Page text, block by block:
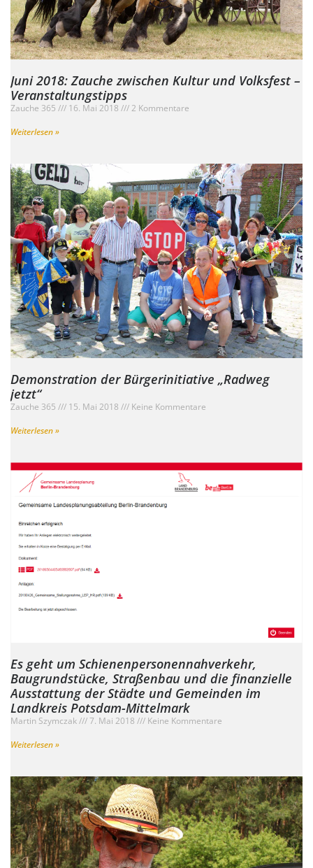
Juni 2018: Zauche zwischen Kultur und Volksfest –
Veranstaltungstipps
Zauche 365 16. Mai 2018
2 Kommentare
Weiterlesen »
Demonstration der Bürgerinitiative „Radweg
jetzt“
Zauche 365 15. Mai 2018
Keine Kommentare
Weiterlesen »
Es geht um Schienenpersonennahverkehr,
Baugrundstücke, Straßenbau und die finanzielle
Ausstattung der Städte und Gemeinden im
Landkreis Potsdam-Mittelmark
Martin Szymczak 7. Mai 2018
Keine Kommentare
Weiterlesen »